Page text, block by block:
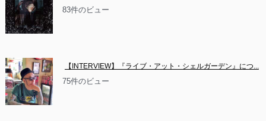
83件のビュー
【INTERVIEW】『ライブ・アット・シェルガーデン』につ...
75件のビュー